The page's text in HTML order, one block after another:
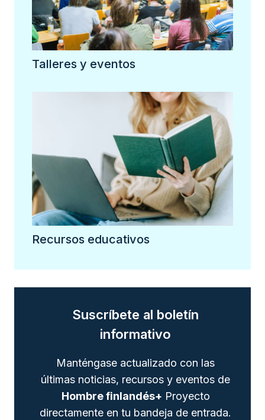
Talleres y eventos
Recursos educativos
Suscríbete al boletín
informativo
Manténgase actualizado con las
últimas noticias, recursos y eventos de
Hombre finlandés+ Proyecto
directamente en tu bandeja de entrada.